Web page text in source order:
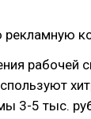
рекламную
рабочей
3-5 тыс.